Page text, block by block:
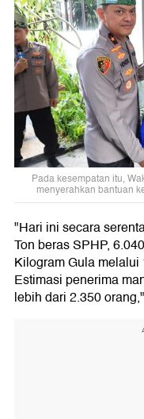
Pada kesempatan itu,
menyerahkan bantuan
"Hari ini secara
Ton beras SPHP,
Kilogram Gula
Estimasi penerima
lebih dari 2.350